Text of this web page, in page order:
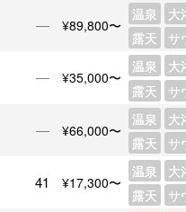
― ¥89,800〜
温泉
大
露天
サ
― ¥35,000〜
温泉
大
露天
サ
― ¥66,000〜
温泉
大
露天
サ
41 ¥17,300〜
温泉
大
露天
サ